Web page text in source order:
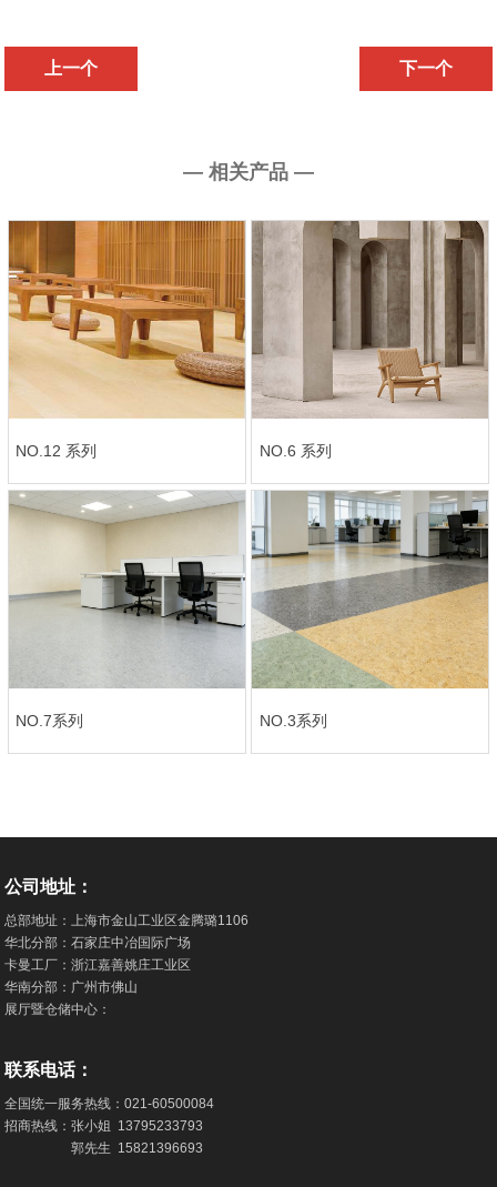
上一个 下一个
— 相关产品 —
NO.12 系列 NO.6 系列
NO.7系列 NO.3系列
公司地址：
总部地址：上海市金山工业区金腾璐1106
华北分部：石家庄中冶国际广场
卡曼工厂：浙江嘉善姚庄工业区
华南分部：广州市佛山
展厅暨仓储中心：
联系电话：
全国统一服务热线：021-60500084
招商热线：张小姐 13795233793
郭先生 15821396693